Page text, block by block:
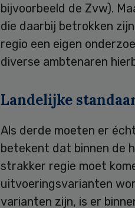
bijvoorbeeld de Zvw).
die daarbij betrokken
regio een eigen
diverse ambtenaren
Landelijke
Als derde moeten er
betekent dat binnen de
strakker regie moet
uitvoeringsvarianten
varianten zijn, is er